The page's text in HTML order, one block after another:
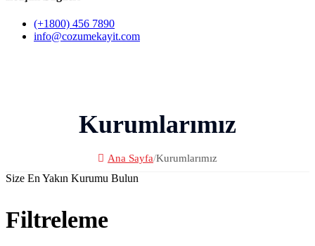
(+1800) 456 7890
info@cozumekayit.com
Kurumlarımız
Ana Sayfa/Kurumlarımız
Size En Yakın Kurumu Bulun
Filtreleme